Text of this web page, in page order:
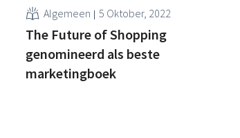
Algemeen 5 Oktober, 2022
The Future of Shopping
genomineerd als beste
marketingboek